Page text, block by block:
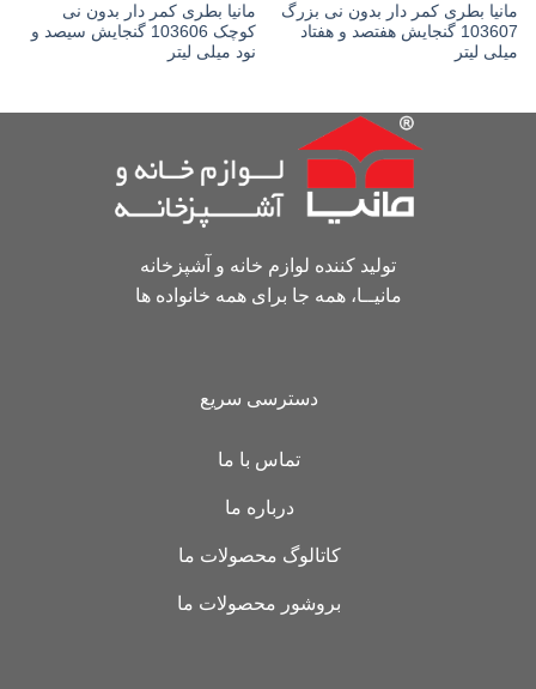
مانیا بطری کمر دار بدون نی بزرگ
103607 گنجایش هفتصد و هفتاد
میلی لیتر
مانیا بطری کمر دار بدون نی
کوچک 103606 گنجایش سیصد و
نود میلی لیتر
تولید کننده لوازم خانه و آشپزخانه
مانیــا، همه جا برای همه خانواده ها
دسترسی سریع
تماس با ما
درباره ما
کاتالوگ محصولات ما
بروشور محصولات ما